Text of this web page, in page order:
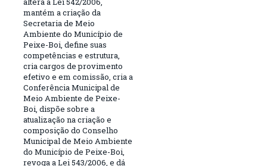
mantém a criação da
Secretaria de Meio
Ambiente do Município de
Peixe-Boi, define suas
competências e estrutura,
cria cargos de provimento
efetivo e em comissão, cria a
Conferência Municipal de
Meio Ambiente de Peixe-
Boi, dispõe sobre a
atualização na criação e
composição do Conselho
Municipal de Meio Ambiente
do Município de Peixe-Boi,
revoga a Lei 543/2006, e dá